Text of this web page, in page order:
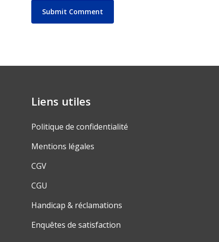
Liens utiles
Politique de confidentialité
Mentions légales
CGV
CGU
Handicap & réclamations
Enquêtes de satisfaction